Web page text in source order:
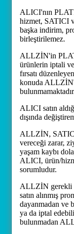
ALICI'nın
hizmet, SATICI
başka indirim,
birleştirilemez.
ALLZİN'in
ürünlerin iptali
fırsatı
konuda
ALICI satın
dışında
ALLZİN,
vereceği zarar,
yaşam kaybı
ALICI, ürün/
sorumludur.
ALLZİN gerekli
satın alınmış
dayanmadan ve
ya da iptal
bulunmadan